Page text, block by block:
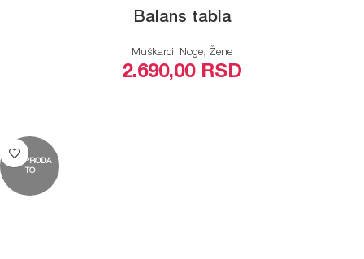
Balans tabla
Muškarci, Noge, Žene
2.690,00 RSD
RASPRODA
TO